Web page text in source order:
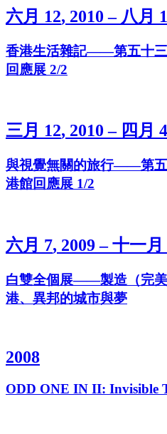
六月 12, 2010 – 八 月 1
香港生活雜記——第五十三
回 應展 2/2
三月 12, 2010 – 四 月 4
與視覺無關的旅行——第五
港館回 應展 1/2
六月 7, 2009 – 十一月
白雙全個展——製造 （完美
港、 異邦的城市與夢
2008
ODD ONE IN II: Invisible